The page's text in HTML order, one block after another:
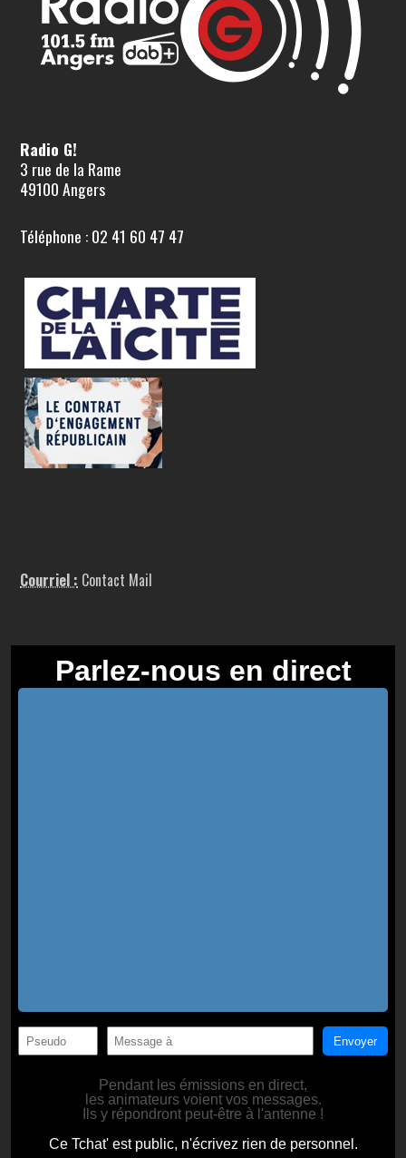
Radio G!
3 rue de la Rame
49100 Angers
Téléphone : 02 41 60 47 47
Courriel : Contact Mail